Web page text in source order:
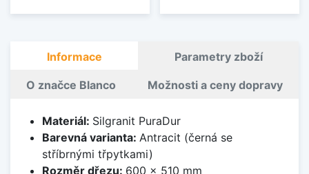
Informace Parametry zboží
O značce Blanco Možnosti a ceny dopravy
Materiál: Silgranit PuraDur
Barevná varianta: Antracit (černá se
stříbrnými třpytkami)
Rozměr dřezu: 600 x 510 mm